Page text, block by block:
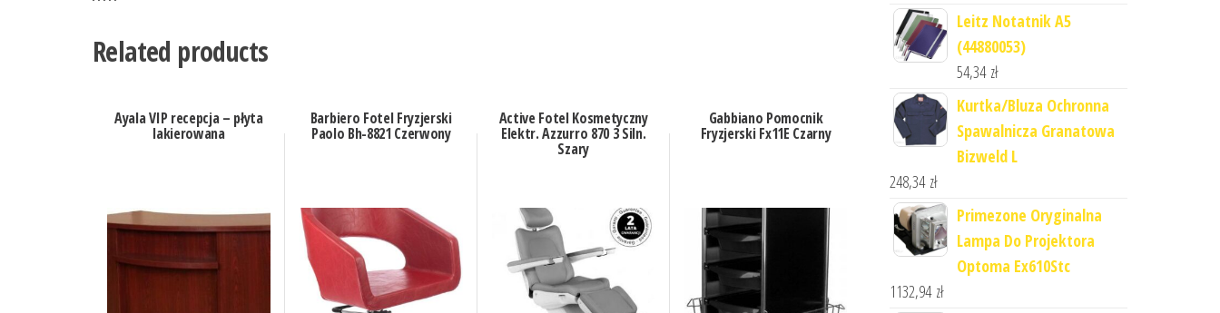
Related products
Ayala VIP recepcja – płyta
lakierowana
Barbiero Fotel Fryzjerski
Paolo Bh-8821 Czerwony
Active Fotel Kosmetyczny
Elektr. Azzurro 870 3 Siln.
Szary
Gabbiano Pomocnik
Fryzjerski Fx11E Czarny
Leitz Notatnik A5
(44880053)
54,34 zł
Kurtka/Bluza Ochronna
Spawalnicza Granatowa
Bizweld L
248,34 zł
Primezone Oryginalna
Lampa Do Projektora
Optoma Ex610Stc
1132,94 zł